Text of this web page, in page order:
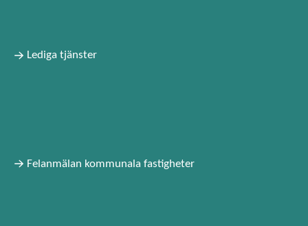
Lediga tjänster
Felanmälan kommunala fastigheter